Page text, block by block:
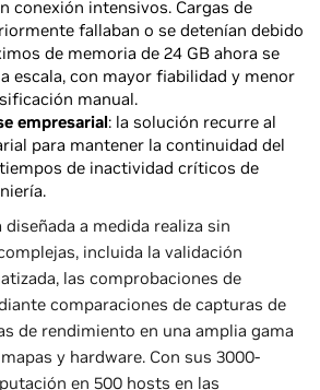
conexión intensivos. Cargas de
fallaban o se detenían debido
de memoria de 24 GB ahora se
escala, con mayor fiabilidad y menor
manual.
empresarial: la solución recurre al
para mantener la continuidad del
de inactividad críticos de
a medida realiza sin
incluida la validación
las comprobaciones de
comparaciones de capturas de
de rendimiento en una amplia gama
y hardware. Con sus 3000-
en 500 hosts en las